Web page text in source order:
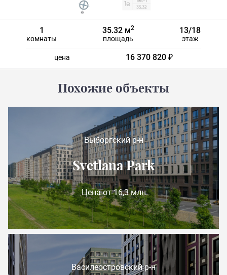
1
комнаты
35.32 м2
площадь
13/18
этаж
цена 16 370 820 ₽
Похожие объекты
Выборгский р-н
Svetlana Park
Цена от 16,3 млн
Василеостровский р-н